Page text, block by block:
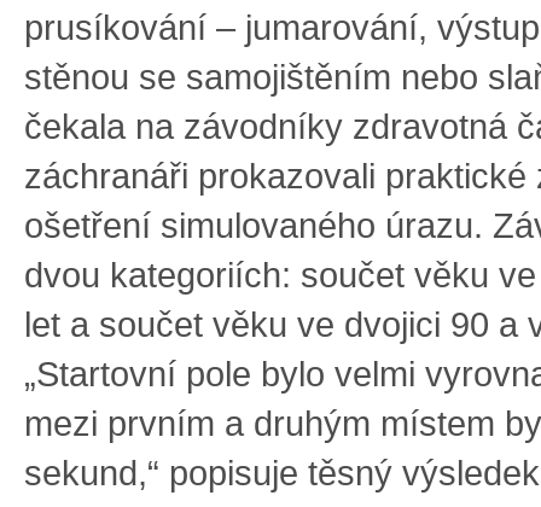
prusíkování – jumarování,
stěnou se samojištěním nebo
čekala na závodníky zdravotná
záchranáři prokazovali praktické
ošetření simulovaného úrazu.
dvou kategoriích: součet věku
let a součet věku ve dvojici 90 a
„Startovní pole bylo velmi
mezi prvním a druhým místem
sekund,“ popisuje těsný